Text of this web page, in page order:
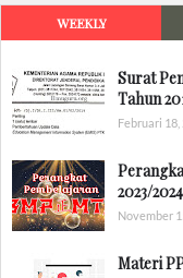
WEEKLY
Surat
Tahun
Februari 18,
2023/
November
Materi